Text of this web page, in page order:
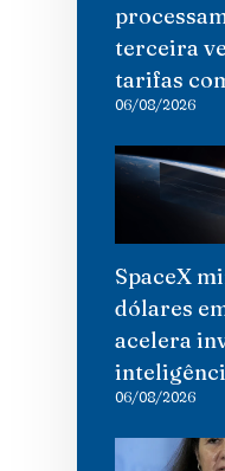
terceira
tarifas
06/08/2026
SpaceX
dólares
acelera
06/08/2026